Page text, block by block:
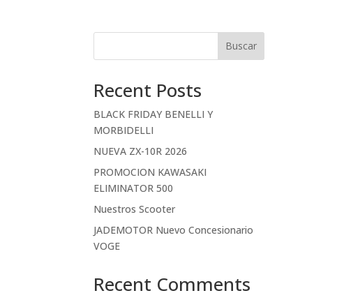
Buscar
Recent Posts
BLACK FRIDAY BENELLI Y
MORBIDELLI
NUEVA ZX-10R 2026
PROMOCION KAWASAKI
ELIMINATOR 500
Nuestros Scooter
JADEMOTOR Nuevo Concesionario
VOGE
Recent Comments